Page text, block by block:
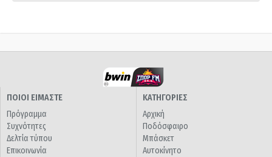
ΠΟΙΟΙ ΕΙΜΑΣΤΕ
Πρόγραμμα
Συχνότητες
Δελτία τύπου
Επικοινωνία
ΚΑΤΗΓΟΡΙΕΣ
Αρχική
Ποδόσφαιρο
Μπάσκετ
Αυτοκίνητο